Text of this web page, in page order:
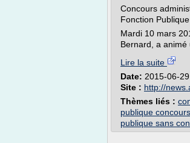
Concours
Fonction Publique
Mardi 10 mars
Bernard, a animé
Lire la suite
Date: 2015-06-
Site : http://
Thèmes liés :
publique
publique sans